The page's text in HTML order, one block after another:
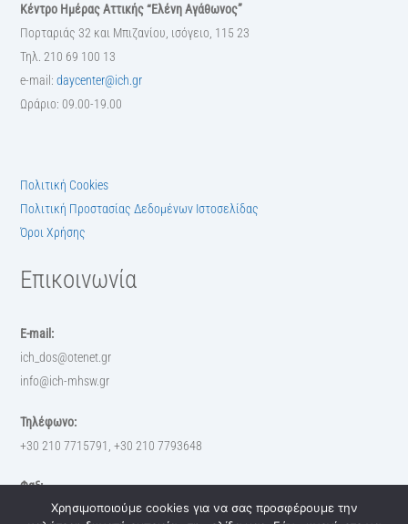
Κέντρο Ημέρας Αττικής “Ελένη Αγάθωνος”
Πορταριάς 32 και Μπιζανίου, ισόγειο, 115 23
Τηλ. 210 69 100 13
e-mail:daycenter@ich.gr
Ωράριο: 09.00-19.00
Πολιτική Cookies
Πολιτική Προστασίας Δεδομένων Ιστοσελίδας
Όροι Χρήσης
Επικοινωνία
E-mail:
ich_dos@otenet.gr
info@ich-mhsw.gr
Τηλέφωνο:
+30 210 7715791, +30 210 7793648
Φαξ:
+30 210 7793648
Χρησιμοποιούμε cookies για να σας προσφέρουμε την